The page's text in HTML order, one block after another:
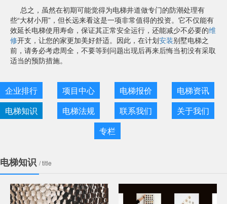
总之，虽然在初期可能觉得为电梯井道做专门的防潮处理有
些“大材小用”，但长远来看这是一项非常值得的投资。它不仅能有
效延长电梯使用寿命，保证其正常安全运行，还能减少不必要的维
修开支，让您的家更加美好舒适。因此，在计划安装别墅电梯之
前，请务必考虑周全，不要等到问题出现后再来后悔当初没有采取
适当的预防措施。
企业排行 项目中心 电梯报价
电梯资讯
电梯知识
电梯法规 联系我们
关于我们
专栏
电梯知识 / title